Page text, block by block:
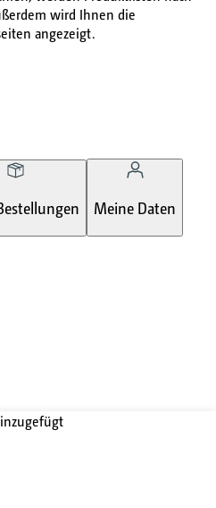
wird Ihnen die
angezeigt.
Meine Daten